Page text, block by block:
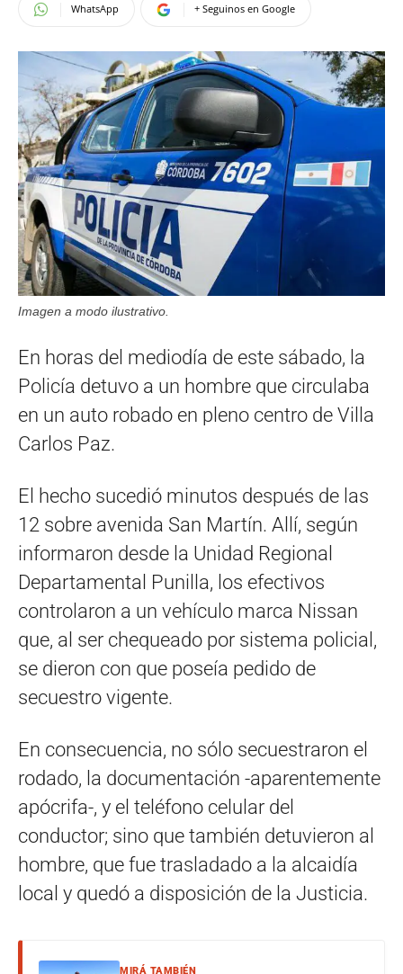
WhatsApp + Seguinos en Google
Imagen a modo ilustrativo.
En horas del mediodía de este sábado, la
Policía detuvo a un hombre que circulaba
en un auto robado en pleno centro de Villa
Carlos Paz.
El hecho sucedió minutos después de las
12 sobre avenida San Martín. Allí, según
informaron desde la Unidad Regional
Departamental Punilla, los efectivos
controlaron a un vehículo marca Nissan
que, al ser chequeado por sistema policial,
se dieron con que poseía pedido de
secuestro vigente.
En consecuencia, no sólo secuestraron el
rodado, la documentación -aparentemente
apócrifa-, y el teléfono celular del
conductor; sino que también detuvieron al
hombre, que fue trasladado a la alcaidía
local y quedó a disposición de la Justicia.
MIRÁ TAMBIÉN